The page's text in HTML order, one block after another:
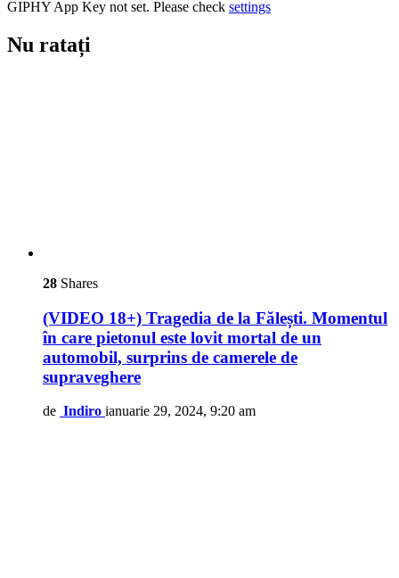
GIPHY App Key not set. Please check settings
Nu ratați
28 Shares
(VIDEO 18+) Tragedia de la Fălești. Momentul
în care pietonul este lovit mortal de un
automobil, surprins de camerele de
supraveghere
de Indiro ianuarie 29, 2024, 9:20 am